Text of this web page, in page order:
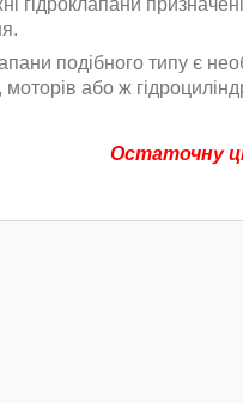
гідроклапани
подібного типу є
, моторів або ж
Остаточну